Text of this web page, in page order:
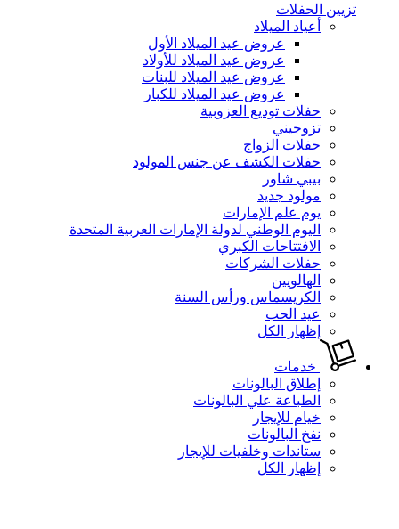
تزيين الحفلات
أعياد الميلاد
عروض عيد الميلاد الأول
عروض عيد الميلاد للأولاد
عروض عيد الميلاد للبنات
عروض عيد الميلاد للكبار
حفلات توديع العزوبية
تزوجيني
حفلات الزواج
حفلات الكشف عن جنس المولود
بيبي شاور
مولود جديد
يوم علم الإمارات
اليوم الوطني لدولة الإمارات العربية المتحدة
الافتتاحات الكبري
حفلات الشركات
الهالويين
الكريسماس ورأس السنة
عيد الحب
إظهار الكل
خدمات
إطلاق البالونات
الطباعة علي البالونات
خيام للإيجار
نفخ البالونات
ستاندات وخلفيات للإيجار
إظهار الكل